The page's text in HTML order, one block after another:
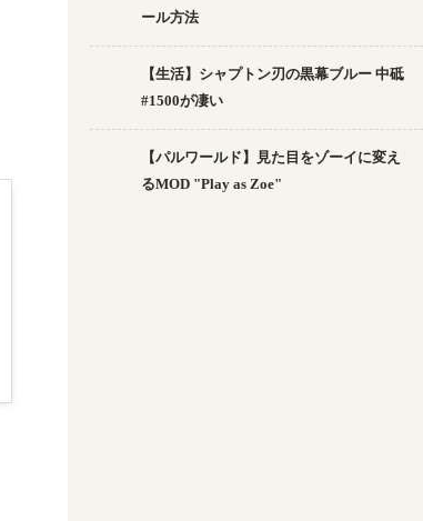
ール方法
【生活】シャプトン刃の黒幕ブルー 中砥
#1500が凄い
【パルワールド】見た目をゾーイに変え
るMOD "Play as Zoe"